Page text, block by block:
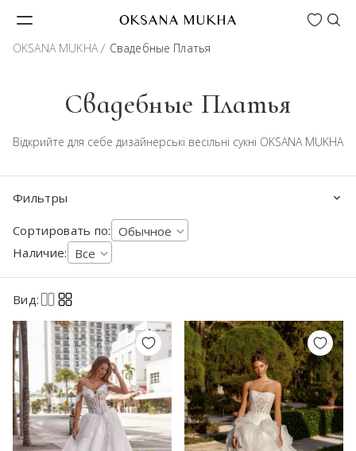
OKSANA MUKHA Wishlist
OKSANA MUKHA Свадебные Платья
Свадебные Платья
Відкрийте для себе дизайнерські весільні сукні OKSANA MUKHA
Фильтры
Сортировать по: Обычное
Наличие: Все
Вид: